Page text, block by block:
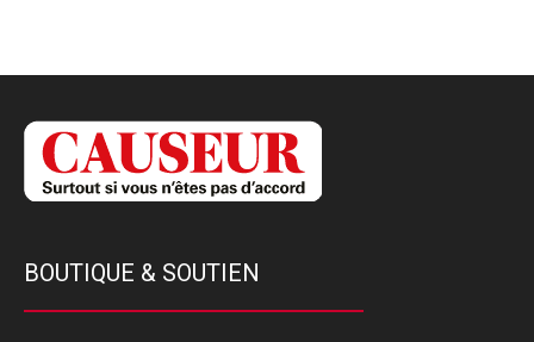
BOUTIQUE & SOUTIEN